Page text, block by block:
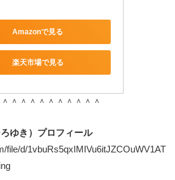
Amazonで見る
楽天市場で見る
＾＾＾＾＾＾＾＾＾＾
ゆき）プロフィール
file/d/1vbuRs5qxIMIVu6itJZCOuWV1AT